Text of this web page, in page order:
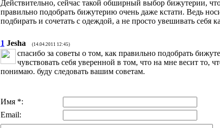
Действительно, сейчас такой обширный выбор бижутерии,
правильно подобрать бижутерию очень даже кстати. Ведь
подбирать и сочетать с одеждой, а не просто увешивать себя
1 Jesha (14.04.2011 12:45)
спасибо за советы о том, как правильно подобрать
чувствовать себя уверенной в том, что на мне весит то,
понимаю. буду следовать вашим советам.
Имя *:
Email: